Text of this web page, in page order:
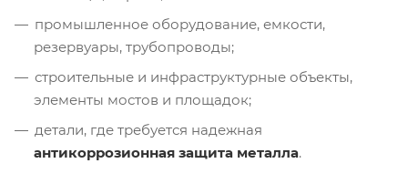
промышленное оборудование, емкости,
резервуары, трубопроводы;
строительные и инфраструктурные объекты,
элементы мостов и площадок;
детали, где требуется надежная
антикоррозионная защита металла.